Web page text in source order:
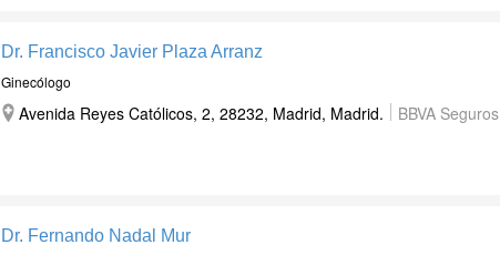
Dr. Francisco Javier Plaza Arranz
Ginecólogo
Avenida Reyes Católicos, 2, 28232, Madrid, Madrid. BBVA Seguros
Dr. Fernando Nadal Mur